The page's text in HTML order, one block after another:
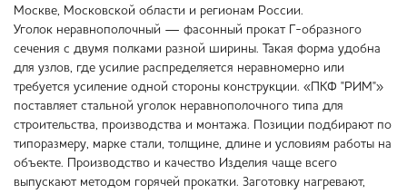
Москве, Московской области и регионам России.
Уголок неравнополочный — фасонный прокат Г-образного
сечения с двумя полками разной ширины. Такая форма удобна
для узлов, где усилие распределяется неравномерно или
требуется усиление одной стороны конструкции. «ПКФ "РИМ"»
поставляет стальной уголок неравнополочного типа для
строительства, производства и монтажа. Позиции подбирают по
типоразмеру, марке стали, толщине, длине и условиям работы на
объекте. Производство и качество Изделия чаще всего
выпускают методом горячей прокатки. Заготовку нагревают,